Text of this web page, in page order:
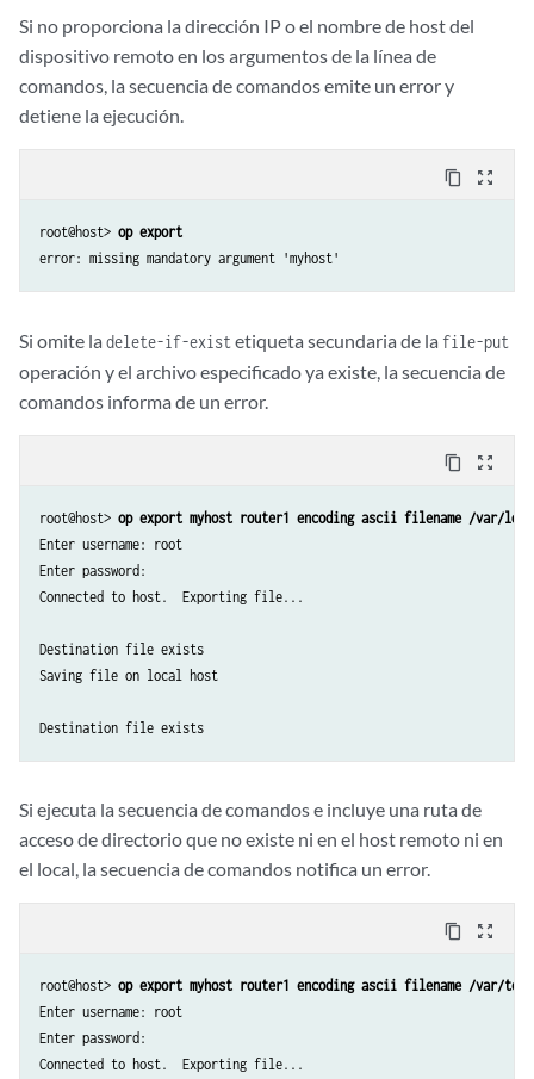
Si no proporciona la dirección IP o el nombre de host del
dispositivo remoto en los argumentos de la línea de
comandos, la secuencia de comandos emite un error y
detiene la ejecución.
content_copy zoom_out_map
root@host> op export
Si omite la delete-if-existetiqueta secundaria de la file-put
operación y el archivo especificado ya existe, la secuencia de
comandos informa de un error.
content_copy zoom_out_map
root@host> op export myhost router1 encoding ascii filename /var/
Enter username: root
Enter password:
Connected to host.  Exporting file...
Destination file exists
Saving file on local host
Destination file exists
Si ejecuta la secuencia de comandos e incluye una ruta de
acceso de directorio que no existe ni en el host remoto ni en
el local, la secuencia de comandos notifica un error.
content_copy zoom_out_map
root@host> op export myhost router1 encoding ascii filename /var/
Enter username: root
Enter password:
Connected to host.  Exporting file...